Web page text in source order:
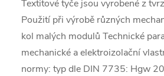
Textitové tyče jsou vyrobené z
Použití při výrobě různých
kol malých modulů Technické
mechanické a elektroizolační
normy: typ dle DIN 7735: Hgw